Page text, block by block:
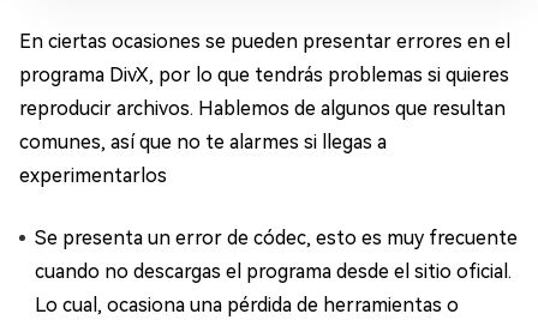
En ciertas ocasiones se pueden presentar errores en el
programa DivX, por lo que tendrás problemas si quieres
reproducir archivos. Hablemos de algunos que resultan
comunes, así que no te alarmes si llegas a
experimentarlos
Se presenta un error de códec, esto es muy frecuente
cuando no descargas el programa desde el sitio oficial.
Lo cual, ocasiona una pérdida de herramientas o